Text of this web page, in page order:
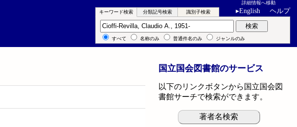
詳細情報へ移動
▸English ヘルプ
キーワード検索 分類記号検索 識別子検索
キーワード検索 検索
すべて 名称のみ 普通件名のみ ジャンルのみ
国立国会図書館のサービス
以下のリンクボタンから国立国会図
書館サーチで検索ができます。
著者名検索